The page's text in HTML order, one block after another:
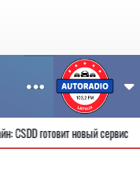
CSDD готовит новый сервис